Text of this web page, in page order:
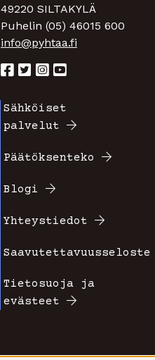
49220 SILTAKYLÄ
Puhelin (05) 46015 600
info@pyhtaa.fi
Footer
2
Sähköiset
palvelut
Päätöksenteko
Blogi
Yhteystiedot
Saavutettavuusseloste
Tietosuoja ja
evästeet